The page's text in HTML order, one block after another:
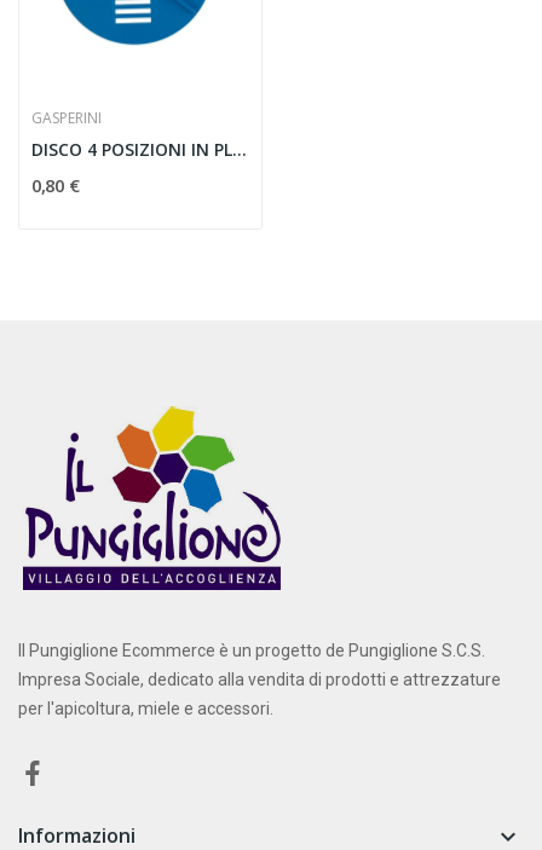
GASPERINI
DISCO 4 POSIZIONI IN PLASTICA ø 13,5 CM
0,80 €
Il Pungiglione Ecommerce è un progetto de Pungiglione S.C.S.
Impresa Sociale, dedicato alla vendita di prodotti e attrezzature
per l'apicoltura, miele e accessori.
Informazioni 